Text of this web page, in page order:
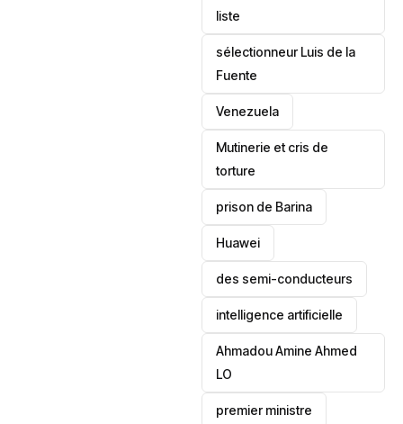
liste
sélectionneur Luis de la
Fuente
‎Venezuela
Mutinerie et cris de
torture
prison de Barina
Huawei
des semi-conducteurs
intelligence artificielle
Ahmadou Amine Ahmed
LO
premier ministre